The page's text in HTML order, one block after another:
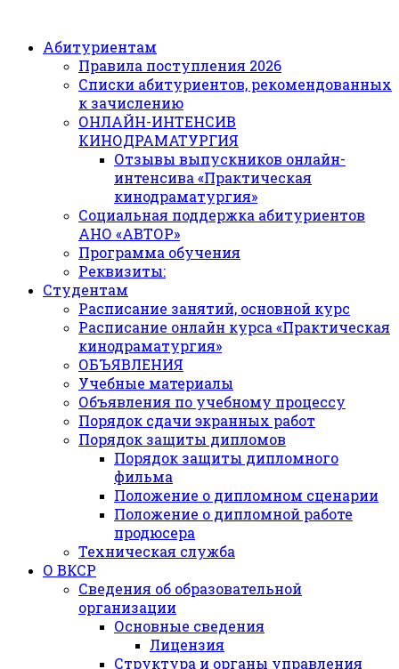
Абитуриентам
Правила поступления 2026
Списки абитуриентов, рекомендованных
к зачислению
ОНЛАЙН-ИНТЕНСИВ
КИНОДРАМАТУРГИЯ
Отзывы выпускников онлайн-
интенсива «Практическая
кинодраматургия»
Социальная поддержка абитуриентов
АНО «АВТОР»
Программа обучения
Реквизиты:
Студентам
Расписание занятий, основной курс
Расписание онлайн курса «Практическая
кинодраматургия»
ОБЪЯВЛЕНИЯ
Учебные материалы
Объявления по учебному процессу
Порядок сдачи экранных работ
Порядок защиты дипломов
Порядок защиты дипломного
фильма
Положение о дипломном сценарии
Положение о дипломной работе
продюсера
Техническая служба
О ВКСР
Сведения об образовательной
организации
Основные сведения
Лицензия
Структура и органы управления